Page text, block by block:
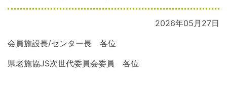
2026年05月27日
会員施設長/センター長 各位
県老施協JS次世代委員会委員 各位